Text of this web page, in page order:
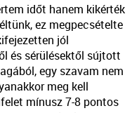
időt hanem kikérték
ez megpecsételte
jól
és sérülésektől sújtott
egy szavam nem
meg kell
mínusz 7-8 pontos